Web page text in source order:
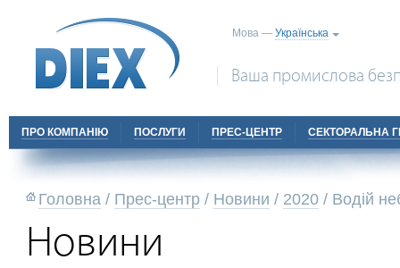
Мова — Українська
Ваша промислова
ПРО КОМПАНІЮ ПОСЛУГИ ПРЕС-ЦЕНТР СЕКТОРАЛЬНА
Головна / Прес-центр / Новини / 2020 / Водій
Новини